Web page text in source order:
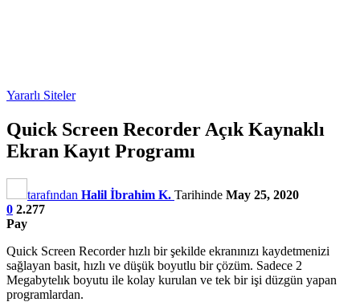
Yararlı Siteler
Quick Screen Recorder Açık Kaynaklı
Ekran Kayıt Programı
tarafından Halil İbrahim K. Tarihinde May 25, 2020
0 2.277
Pay
Quick Screen Recorder hızlı bir şekilde ekranınızı kaydetmenizi
sağlayan basit, hızlı ve düşük boyutlu bir çözüm. Sadece 2
Megabytelık boyutu ile kolay kurulan ve tek bir işi düzgün yapan
programlardan.